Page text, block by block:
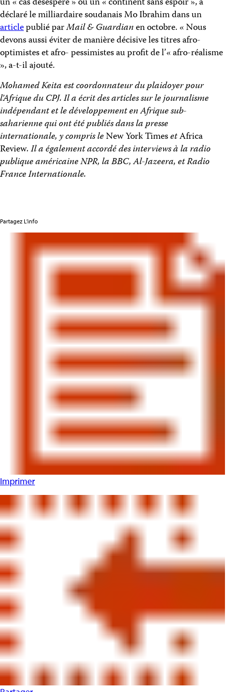
déclaré le milliardaire soudanais Mo Ibrahim dans un
articlepublié parMail & Guardianen octobre. « Nous
devons aussi éviter de manière décisive les titres afro-
optimistes et afro- pessimistes au profit de l’« afro-réalisme
», a-t-il ajouté.
Mohamed Keita est coordonnateur du plaidoyer pour
l’Afrique du CPJ. Il a écrit des articles sur le journalisme
indépendant et le développement en Afrique sub-
saharienne qui ont été publiés dans la presse
internationale, y compris leNew York TimesetAfrica
Review. Il a également accordé des interviews à la radio
publique américaine NPR, la BBC, Al-Jazeera, et Radio
France Internationale.
Partagez L’info
Imprimer